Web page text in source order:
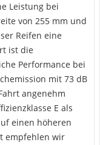
Leistung bei
von 255 mm und
Reifen eine
ist die
Performance bei
mit 73 dB
angenehm
E als
einen höheren
empfehlen wir